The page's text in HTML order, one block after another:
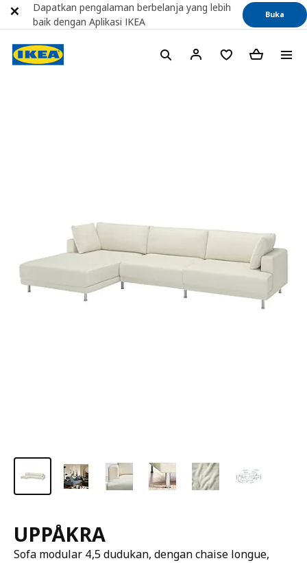
UPPÅKRA
Sofa modular 4,5 dudukan, dengan chaise longue,
Dapatkan pengalaman berbelanja yang lebih
baik dengan Aplikasi IKEA
Buka